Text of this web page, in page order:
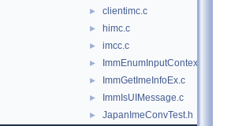
► clientimc.c
► himc.c
► imcc.c
► ImmEnumInputContext.c
► ImmGetImeInfoEx.c
► ImmIsUIMessage.c
►
JapanImeConvTest.h